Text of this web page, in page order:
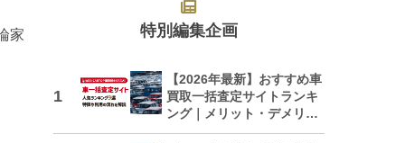
家 特別編集企画
【2026年最新】おすすめ車
買取一括査定サイトランキ
ング｜メリット・デメリッ
トも解説